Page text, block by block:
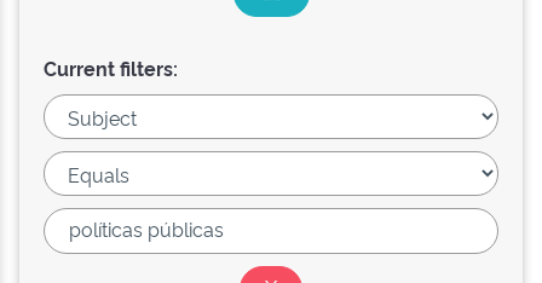
Current filters: